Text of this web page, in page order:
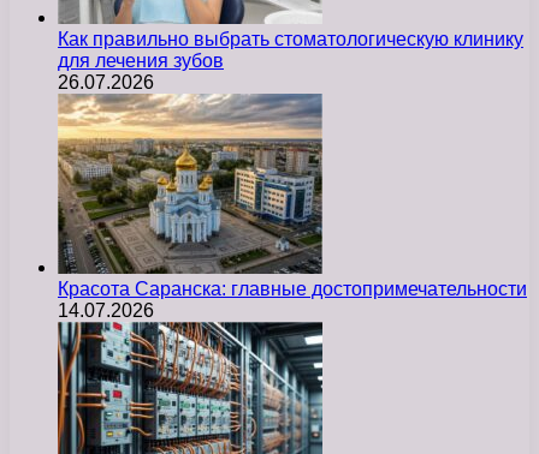
Как правильно выбрать стоматологическую клинику
для лечения зубов
26.07.2026
Красота Саранска: главные достопримечательности
14.07.2026